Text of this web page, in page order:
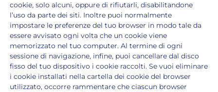
cookie, solo alcuni, oppure di rifiutarli, disabilitandone
l’uso da parte dei siti. Inoltre puoi normalmente
impostare le preferenze del tuo browser in modo tale da
essere avvisato ogni volta che un cookie viene
memorizzato nel tuo computer. Al termine di ogni
sessione di navigazione, infine, puoi cancellare dal disco
fisso del tuo dispositivo i cookie raccolti. Se vuoi eliminare
i cookie installati nella cartella dei cookie del browser
utilizzato, occorre rammentare che ciascun browser